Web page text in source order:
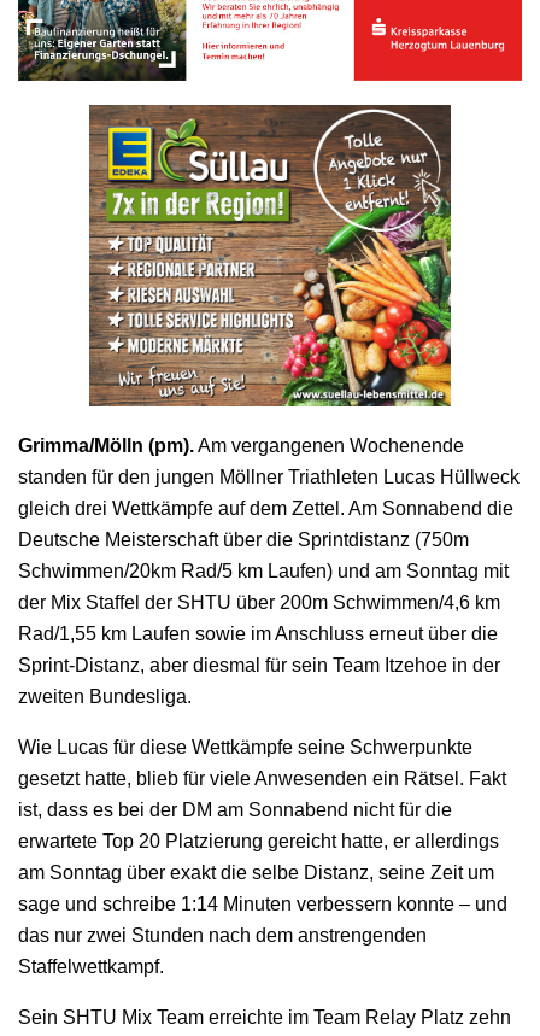
Grimma/Mölln (pm).Am vergangenen Wochenende
standen für den jungen Möllner Triathleten Lucas Hüllweck
gleich drei Wettkämpfe auf dem Zettel. Am Sonnabend die
Deutsche Meisterschaft über die Sprintdistanz (750m
Schwimmen/20km Rad/5 km Laufen) und am Sonntag mit
der Mix Staffel der SHTU über 200m Schwimmen/4,6 km
Rad/1,55 km Laufen sowie im Anschluss erneut über die
Sprint-Distanz, aber diesmal für sein Team Itzehoe in der
zweiten Bundesliga.
Wie Lucas für diese Wettkämpfe seine Schwerpunkte
gesetzt hatte, blieb für viele Anwesenden ein Rätsel. Fakt
ist, dass es bei der DM am Sonnabend nicht für die
erwartete Top 20 Platzierung gereicht hatte, er allerdings
am Sonntag über exakt die selbe Distanz, seine Zeit um
sage und schreibe 1:14 Minuten verbessern konnte – und
das nur zwei Stunden nach dem anstrengenden
Staffelwettkampf.
Sein SHTU Mix Team erreichte im Team Relay Platz zehn